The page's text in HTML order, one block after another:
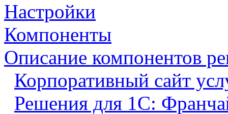
Настройки
Компоненты
Описание компонентов
Корпоративный сайт
Решения для 1С: